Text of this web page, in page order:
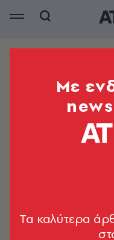
Mε
Tα καλύτερα